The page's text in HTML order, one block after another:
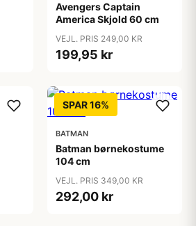
Avengers Captain
America Skjold 60 cm
VEJL. PRIS 249,00 KR
199,95 kr
SPAR 16%
BATMAN
Batman børnekostume
104 cm
VEJL. PRIS 349,00 KR
292,00 kr